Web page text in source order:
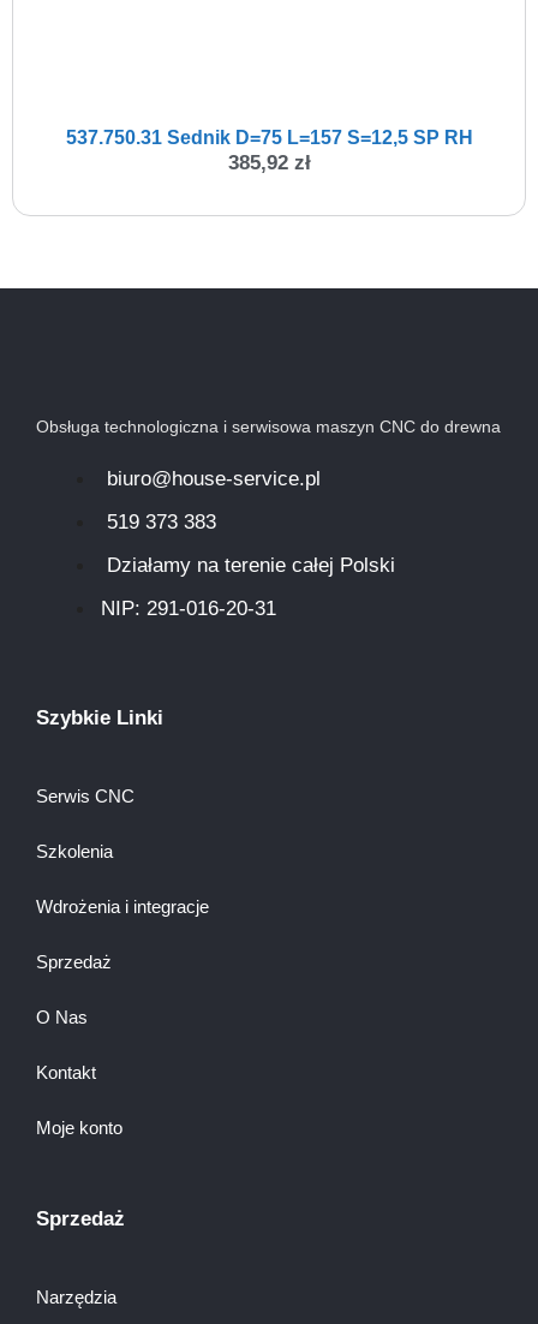
537.750.31 Sednik D=75 L=157 S=12,5 SP RH
385,92 zł
Obsługa technologiczna i serwisowa maszyn CNC do drewna
biuro@house-service.pl
519 373 383
Działamy na terenie całej Polski
NIP: 291-016-20-31​
Szybkie Linki
Serwis CNC
Szkolenia
Wdrożenia i integracje
Sprzedaż
O Nas
Kontakt
Moje konto
Sprzedaż
Narzędzia